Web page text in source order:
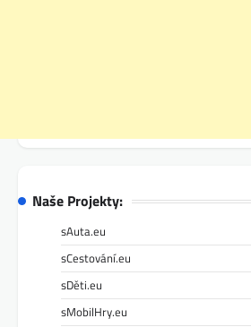
Naše Projekty:
sAuta.eu
sCestování.eu
sDěti.eu
sMobilHry.eu